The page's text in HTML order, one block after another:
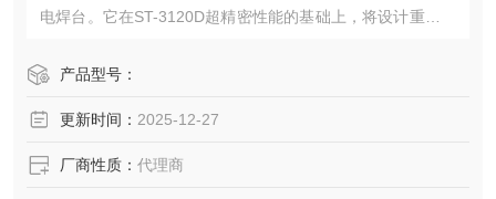
电焊台。它在ST-3120D超精密性能的基础上，将设计重心转
生、人工智能决策与开放式工业生态，旨在成为未来智慧工
产品型号：
更新时间： 2025-12-27
厂商性质： 代理商